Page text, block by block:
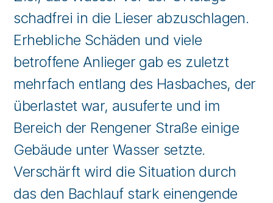
schadfrei in die Lieser abzuschlagen.
Erhebliche Schäden und viele
betroffene Anlieger gab es zuletzt
mehrfach entlang des Hasbaches, der
überlastet war, ausuferte und im
Bereich der Rengener Straße einige
Gebäude unter Wasser setzte.
Verschärft wird die Situation durch
das den Bachlauf stark einengende